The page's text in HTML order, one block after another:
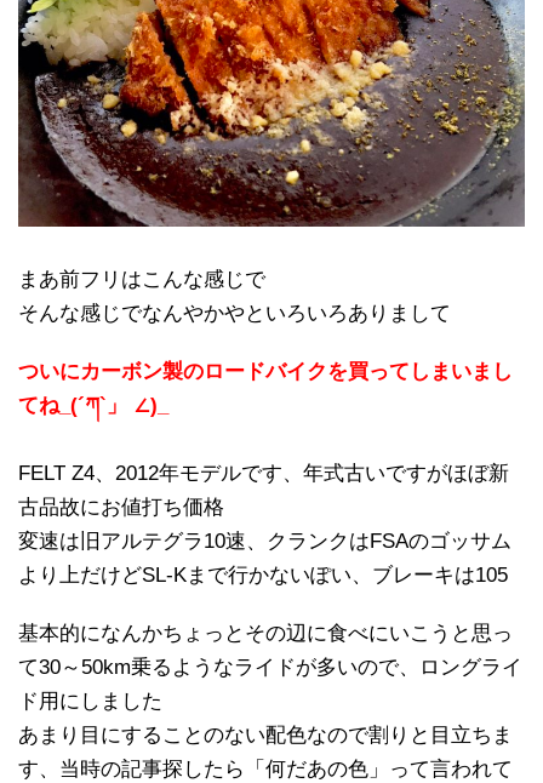
まあ前フリはこんな感じで
そんな感じでなんやかやといろいろありまして
ついにカーボン製のロードバイクを買ってしまいまし
てね_(´ཀ`」 ∠)_
FELT Z4、2012年モデルです、年式古いですがほぼ新
古品故にお値打ち価格
変速は旧アルテグラ10速、クランクはFSAのゴッサム
より上だけどSL-Kまで行かないぽい、ブレーキは105
基本的になんかちょっとその辺に食べにいこうと思っ
て30～50km乗るようなライドが多いので、ロングライ
ド用にしました
あまり目にすることのない配色なので割りと目立ちま
す、当時の記事探したら「何だあの色」って言われて